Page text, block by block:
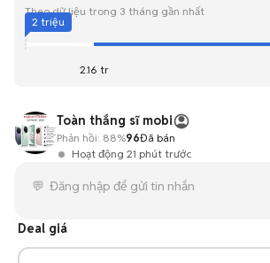
Theo dữ liệu trong 3 tháng gần nhất
2.16 tr
2 triệu
Toàn thắng sĩ mobi
Hoạt động 21 phút trước
Phản hồi: 88%96Đã bán
Deal giá